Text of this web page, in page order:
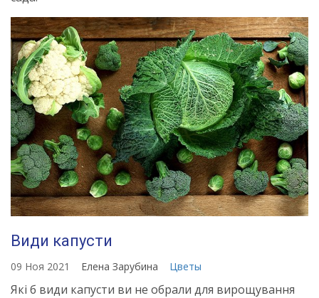
Види капусти
09 Ноя 2021 Елена Зарубина Цветы
Які б види капусти ви не обрали для вирощування